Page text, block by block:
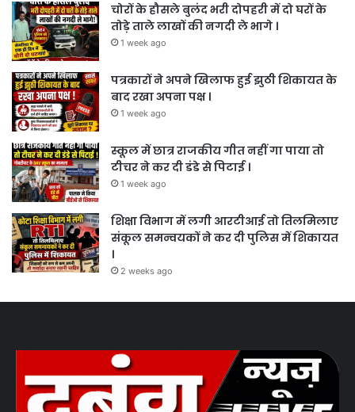
चोरों के हौसले बुलंद भरी दोपहरी में दो घरों के
तोड़े ताले लाखों की नगदी ले भागे ।
1 week ago
पत्रकारों ने अपने खिलाफ हुई झुठी शिकायत के
बाद रखा अपना पक्ष ।
1 week ago
स्कूल में छात्र राजकीय गीत नहीं गा पाया तो
टीचर ने कर दी डंडे से पिटाई ।
1 week ago
शिक्षा विभाग में लगी आरटीआई तो तिलमिलाए
संकूल समन्वयकों ने कर दी पुलिस में शिकायत
।
2 weeks ago